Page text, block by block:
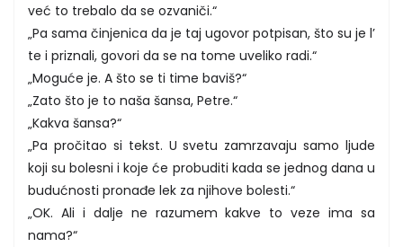
već to trebalo da se ozvaniči.“
„Pa sama činjenica da je taj ugovor potpisan, što su je l’
te i priznali, govori da se na tome uveliko radi.“
„Moguće je. A što se ti time baviš?“
„Zato što je to naša šansa, Petre.“
„Kakva šansa?“
„Pa pročitao si tekst. U svetu zamrzavaju samo ljude
koji su bolesni i koje će probuditi kada se jednog dana u
budućnosti pronađe lek za njihove bolesti.“
„OK. Ali i dalje ne razumem kakve to veze ima sa
nama?“